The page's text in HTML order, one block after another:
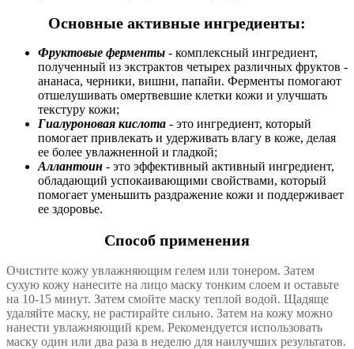
Основные активные ингредиенты:
Фруктовые ферменты - комплексный ингредиент,
полученный из экстрактов четырех различных фруктов -
ананаса, черники, вишни, папайи. Ферменты помогают
отшелушивать омертвевшие клетки кожи и улучшать
текстуру кожи;
Гиалуроновая кислота - это ингредиент, который
помогает привлекать и удерживать влагу в коже, делая
ее более увлажненной и гладкой;
Аллантоин - это эффективный активный ингредиент,
обладающий успокаивающими свойствами, который
помогает уменьшить раздражение кожи и поддерживает
ее здоровье.
Способ применения
Очистите кожу увлажняющим гелем или тонером. Затем
сухую кожу нанесите на лицо маску тонким слоем и оставьте
на 10-15 минут. Затем смойте маску теплой водой. Щадяще
удаляйте маску, не растирайте сильно. Затем на кожу можно
нанести увлажняющий крем. Рекомендуется использовать
маску один или два раза в неделю для наилучших результатов.